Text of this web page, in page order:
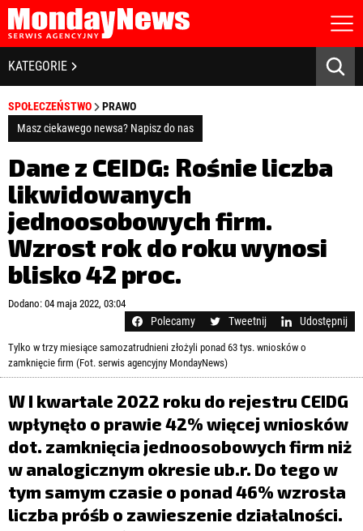
STRONA GŁÓWNA
O NAS
POLITYKA PRYWATNOŚCI
REGULAMIN
LICENCJA
REJESTRACJA
KONTAKT
Zapamiętaj mnie
Kliknij tutaj
zaloguj się
KATEGORIE
BIZNES I GOSPODARKA
BANKOWOŚĆ I FINANSE
NOWE TECHNOLOGIE
SPOŁECZEŃSTWO
EDUKACJA
MEDIA
ZDROWIE I URODA
LIFESTYLE
OPINIE I KOMENTARZE
SPOŁECZEŃSTWO
PRAWO
Masz ciekawego newsa? Napisz do nas
Dane z CEIDG: Rośnie liczba
likwidowanych
jednoosobowych firm.
Wzrost rok do roku wynosi
blisko 42 proc.
Dodano: 04 maja 2022, 03:04
Polecamy Tweetnij Udostępnij
Tylko w trzy miesiące samozatrudnieni złożyli ponad 63 tys. wniosków o
zamknięcie firm (Fot. serwis agencyjny MondayNews)
W I kwartale 2022 roku do rejestru CEIDG
wpłynęło o prawie 42% więcej wniosków
dot. zamknięcia jednoosobowych firm niż
w analogicznym okresie ub.r. Do tego w
tym samym czasie o ponad 46% wzrosła
liczba próśb o zawieszenie działalności.